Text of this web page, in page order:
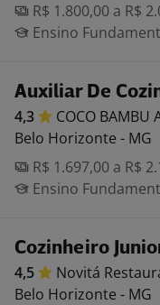
R$ 1.800,00 a R$
Ensino
Auxiliar De
4,3 COCO BAMBU
Belo Horizonte - MG
R$ 1.697,00 a R$
Ensino
Cozinheiro
4,5 Novitá
Belo Horizonte - MG